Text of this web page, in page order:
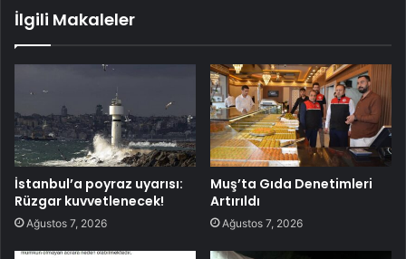
İlgili Makaleler
İstanbul’a poyraz uyarısı:
Rüzgar kuvvetlenecek!
Ağustos 7, 2026
Muş’ta Gıda Denetimleri
Artırıldı
Ağustos 7, 2026